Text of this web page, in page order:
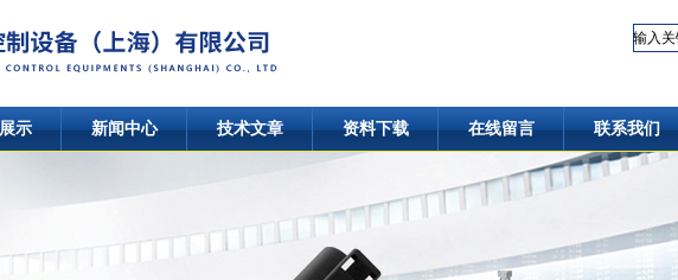
示 新闻中心 技术文章 资料下载 在线留言 联系我们